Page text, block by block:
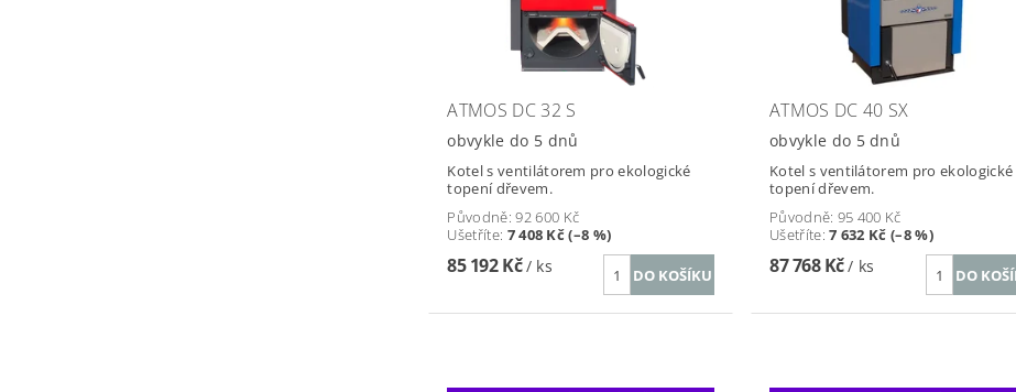
ATMOS DC 32 S
obvykle do 5 dnů
Kotel s ventilátorem pro ekologické
topení dřevem.
Původně:92 600 Kč
Ušetříte: 7 408 Kč (–8 %)
85 192 Kč/ ks
ATMOS DC 40 SX
obvykle do 5 dnů
Kotel s ventilátorem pro ekologické
topení dřevem.
Původně: 95 400 Kč
Ušetříte:7 632 Kč (–8 %)
87 768 Kč/ ks